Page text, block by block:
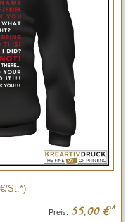
St.*)
Preis: 55,00 €*